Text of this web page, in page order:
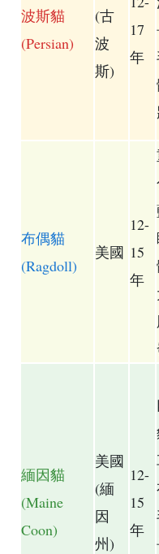
波斯貓
(Persian)
(古
波
斯)
17
年
布偶貓
(Ragdoll)
美國
12-
15
年
緬因貓
(Maine
Coon)
美國
(緬
因
州)
12-
15
年